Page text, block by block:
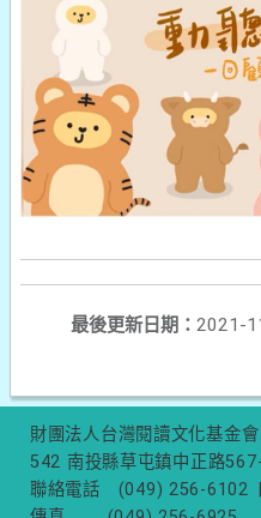
最後更新日期： 2021-
財團法人台灣閱讀文化基金會
542 南投縣草屯鎮中正路
聯絡電話
(049) 256-6102